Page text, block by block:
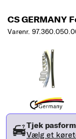
CS
Varenr.
Tjek pasform
Vælg et